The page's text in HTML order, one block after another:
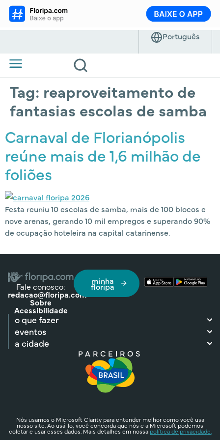
Tag: reaproveitamento de
fantasias escolas de samba
Carnaval de Florianópolis
reúne mais de 1,6 milhão de
foliões
Festa reuniu 10 escolas de samba, mais de 100 blocos e
nove arenas, gerando 10 mil empregos e superando 90%
de ocupação hoteleira na capital catarinense.
Fale conosco:
redacao@floripa.com
Sobre
Acessibilidade
minha
floripa
o que fazer
eventos
a cidade
PARCEIROS
Nós usamos o Microsoft Clarity para entender melhor como você usa
nosso site. Ao usá-lo, você concorda que nós e a Microsoft podemos
coletar e usar esses dados. Mais detalhes em nossa política de privacidade.